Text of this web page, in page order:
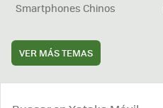
Smartphones Chinos
VER MÁS TEMAS